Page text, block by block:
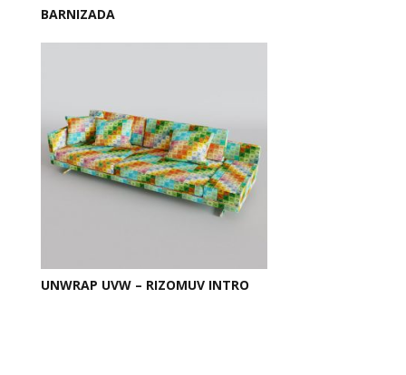
BARNIZADA
UNWRAP UVW – RIZOMUV INTRO